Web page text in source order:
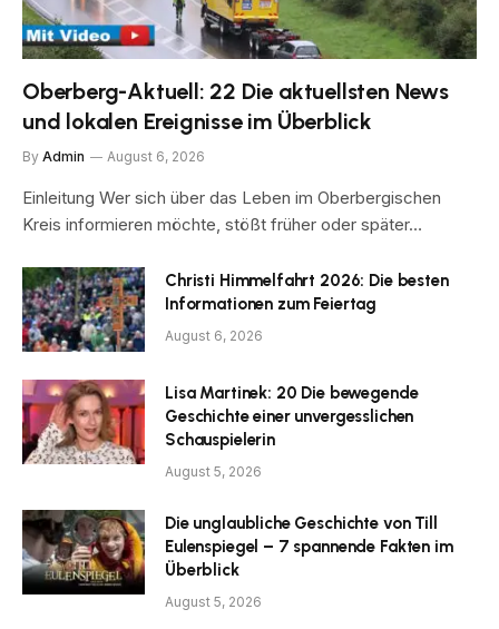
Oberberg-Aktuell: 22 Die aktuellsten News
und lokalen Ereignisse im Überblick
By Admin August 6, 2026
Einleitung Wer sich über das Leben im Oberbergischen
Kreis informieren möchte, stößt früher oder später…
Christi Himmelfahrt 2026: Die besten
Informationen zum Feiertag
August 6, 2026
Lisa Martinek: 20 Die bewegende
Geschichte einer unvergesslichen
Schauspielerin
August 5, 2026
Die unglaubliche Geschichte von Till
Eulenspiegel – 7 spannende Fakten im
Überblick
August 5, 2026